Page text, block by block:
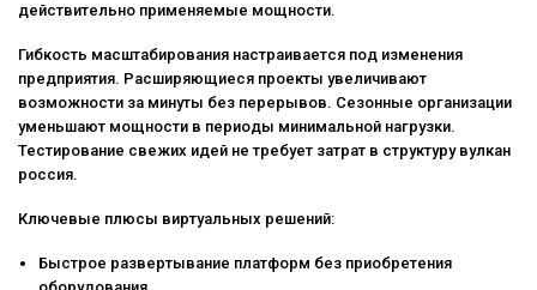
действительно применяемые мощности.
Гибкость масштабирования настраивается под изменения
предприятия. Расширяющиеся проекты увеличивают
возможности за минуты без перерывов. Сезонные организации
уменьшают мощности в периоды минимальной нагрузки.
Тестирование свежих идей не требует затрат в структуру вулкан
россия.
Ключевые плюсы виртуальных решений:
Быстрое развертывание платформ без приобретения